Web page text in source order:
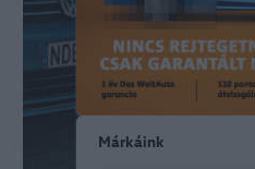
Márkáink